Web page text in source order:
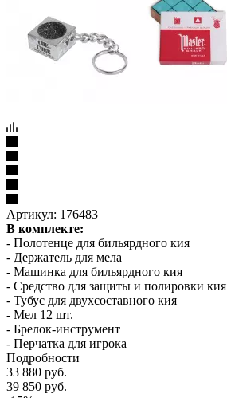
Артикул: 176483
В комплекте:
- Полотенце для бильярдного кия
- Держатель для мела
- Машинка для бильярдного кия
- Средство для защиты и полировки кия
- Тубус для двухсоставного кия
- Мел 12 шт.
- Брелок-инструмент
- Перчатка для игрока
Подробности
33 880 руб.
39 850 руб.